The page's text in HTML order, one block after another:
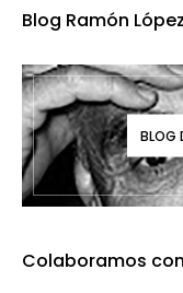
Blog Ramón
BLOG
Colaboramos con